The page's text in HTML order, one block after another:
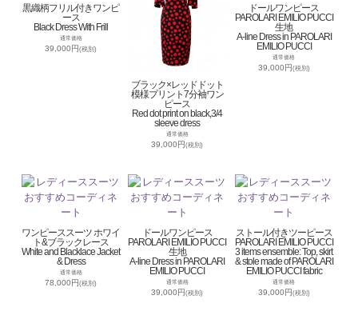
黒織柄フリル付きワンピ
ース
Black Dress With Frill
通常価格
39,000円(税別)
ブラック×レッドドット
模様プリント7分袖ワン
ピース
Red dot print on black,3/4
sleeve dress
通常価格
39,000円(税別)
ドールワンピース
PAROLARI EMILIO PUCCI
生地
A-line Dress in PAROLARI
EMILIO PUCCI
通常価格
39,000円(税別)
ワンピーススーツ ホワイ
ト&ブラックレース
White and Blacklace Jacket
& Dress
通常価格
78,000円(税別)
ドールワンピース
PAROLARI EMILIO PUCCI
生地
A-line Dress in PAROLARI
EMILIO PUCCI
通常価格
39,000円(税別)
ストール付きツーピース
PAROLARI EMILIO PUCCI
3 items ensemble: Top, skirt
& stole made of PAROLARI
EMILIO PUCCI fabric
通常価格
39,000円(税別)